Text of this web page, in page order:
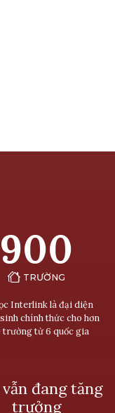
900
TRƯỜNG
Interlink là đại diện
chính thức cho hơn
trường từ 6 quốc gia
đang tăng
trưởng